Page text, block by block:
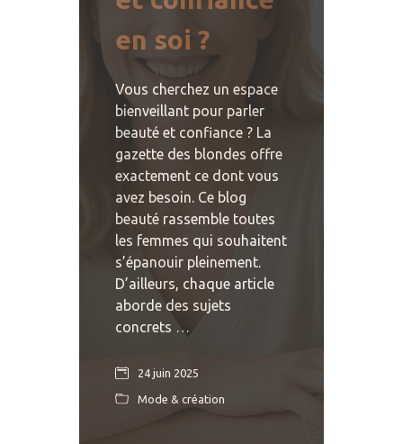
en soi ?
Vous cherchez un espace
bienveillant pour parler
beauté et confiance ? La
gazette des blondes offre
exactement ce dont vous
avez besoin. Ce blog
beauté rassemble toutes
les femmes qui souhaitent
s’épanouir pleinement.
D’ailleurs, chaque article
aborde des sujets
concrets …
24 juin 2025
Mode & création